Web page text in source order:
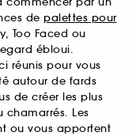
de palettes pour
Too Faced ou
ébloui.
réunis pour vous
autour de fards
de créer les plus
chamarrés. Les
ou vous apportent